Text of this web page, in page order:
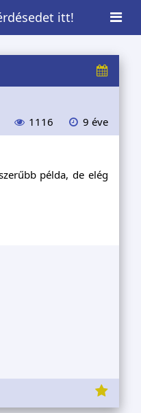
itt!
1116 9 éve
példa, de elég